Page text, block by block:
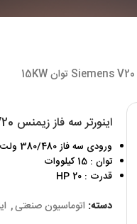
اینورتر سه فاز زیمنس Siemens V20 توان 15KW
ورودی سه فاز 380/480 ولت
توان : 15 کیلووات
قدرت : 20 HP
دسته: اتوماسیون صنعتی,